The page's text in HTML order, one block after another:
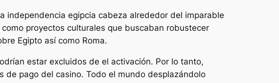
independencia egipcia cabeza alrededor del imparable
proyectos culturales que buscaban robustecer
Egipto así­ como Roma.
estar excluidos de el activación. Por lo tanto,
pago del casino. Todo el mundo desplazándolo